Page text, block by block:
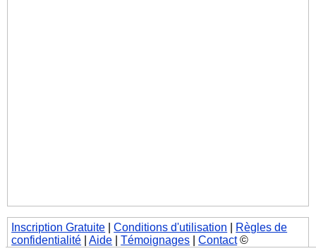
Inscription Gratuite |Conditions d'utilisation
Règles de
confidentialité |Aide |Témoignages |Contact©